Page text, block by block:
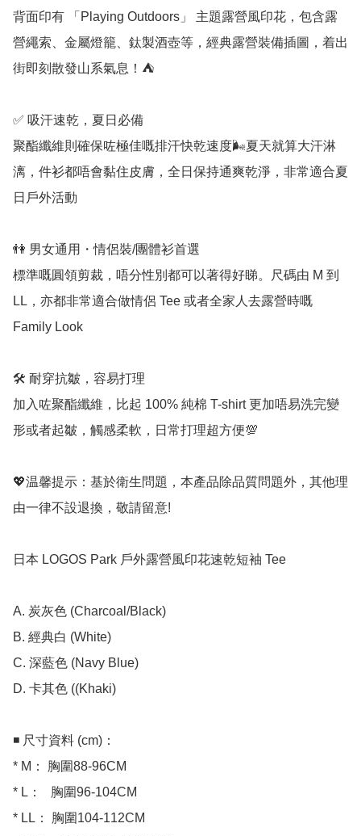
背面印有 「Playing Outdoors」 主題露營風印花，包含露
營繩索、金屬燈籠、鈦製酒壺等，經典露營裝備插圖，着出
街即刻散發山系氣息！⛺
✅ 吸汗速乾，夏日必備
聚酯纖維則確保咗極佳嘅排汗快乾速度🌬️夏天就算大汗淋
漓，件衫都唔會黏住皮膚，全日保持通爽乾淨，非常適合夏
日戶外活動
👫 男女通用・情侶裝/團體衫首選
標準嘅圓領剪裁，唔分性別都可以著得好睇。尺碼由 M 到
LL，亦都非常適合做情侶 Tee 或者全家人去露營時嘅
Family Look
🛠️ 耐穿抗皺，容易打理
加入咗聚酯纖維，比起 100% 純棉 T-shirt 更加唔易洗完變
形或者起皺，觸感柔軟，日常打理超方便💯
💖温馨提示：基於衛生問題，本產品除品質問題外，其他理
由一律不設退換，敬請留意!
日本 LOGOS Park 戶外露營風印花速乾短袖 Tee
A. 炭灰色 (Charcoal/Black)
B. 經典白 (White)
C. 深藍色 (Navy Blue)
D. 卡其色 ((Khaki)
◾ 尺寸資料 (cm)：
* M： 胸圍88-96CM
* L：   胸圍96-104CM
* LL： 胸圍104-112CM